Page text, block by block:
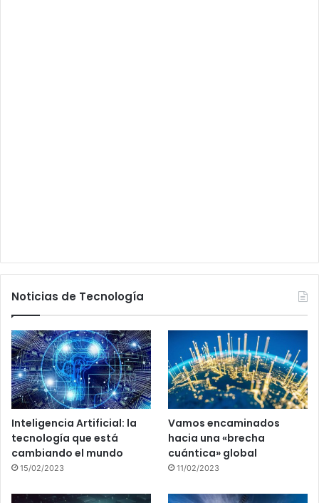
Noticias de Tecnología
Inteligencia Artificial: la
tecnología que está
cambiando el mundo
15/02/2023
Vamos encaminados
hacia una «brecha
cuántica» global
11/02/2023